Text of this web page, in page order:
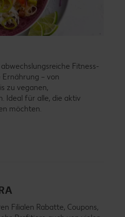
Fitness-
– von
zu veganen,
Ideal für alle, die aktiv
möchten.
Filialen Rabatte, Coupons,